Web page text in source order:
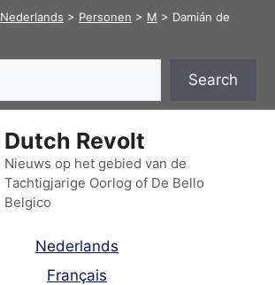
Nederlands > Personen > M > Damián de
Search
Dutch Revolt
Nieuws op het gebied van de
Tachtigjarige Oorlog of De Bello
Belgico
Nederlands
Français